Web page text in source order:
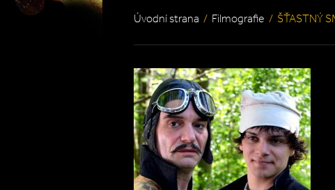
Úvodní strana / Filmografie / ŠŤASTNÝ